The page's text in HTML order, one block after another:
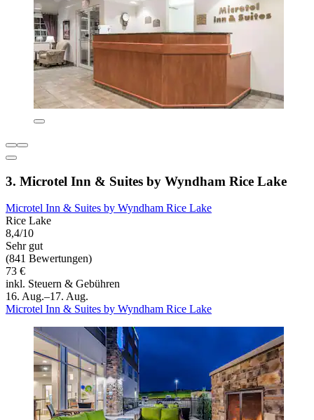
3. Microtel Inn & Suites by Wyndham Rice Lake
Microtel Inn & Suites by Wyndham Rice Lake
Rice Lake
8,4/10
Sehr gut
(841 Bewertungen)
73 €
inkl. Steuern & Gebühren
16. Aug.–17. Aug.
Microtel Inn & Suites by Wyndham Rice Lake